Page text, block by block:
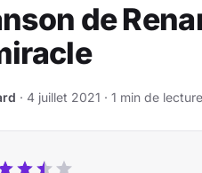
de
· 4 juillet 2021 · 1 min de lecture